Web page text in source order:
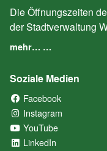
Die Öffnungszeiten
der Stadtverwaltung
mehr… …
Soziale Medien
Facebook
Instagram
YouTube
LinkedIn